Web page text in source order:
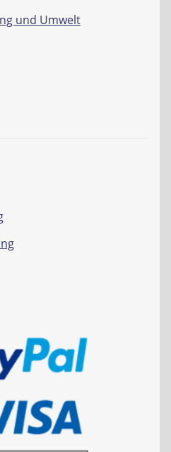
und Umwelt